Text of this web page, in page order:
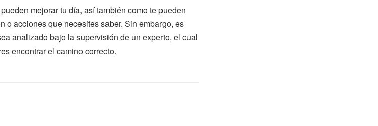
mejorar tu día, así también como te pueden
o acciones que necesites saber. Sin embargo, es
analizado bajo la supervisión de un experto, el cual
encontrar el camino correcto.